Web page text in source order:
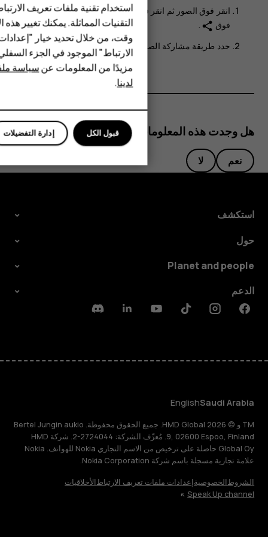
HMD Terra M
HMD DUB
انقر فوق الصور ثم انقر فوق الصورة التي تريد مشاركتها ثم انقر
فوق share
.
حدد طريقة مشاركة الصورة أو مقطع الفيديو.
هل وجدت هذه المعلومات مفيدة؟
نعم لا
استكشف
حول
Planet and people
الدعم
Facebook
Instagram
Tiktok
Youtube
Linkedin
Discord
Saudi Arabia
English
TM و © 2026 HMD Global. جميع الحقوق محفوظة. Bertel Jungin aukio
9, 02600 Espoo, Finland. مُعرِّف الشركة: 2724044-2. شركة HMD
Global Oy حاصلة على ترخيص من الاسم التجاري Nokia للهواتف. Nokia
علامة تجارية مسجلة باسم شركة Nokia Corporation.
الشروطالخصوصيةإعدادات ملفات تعريف الارتباطالأخلاقيات
Speak Up channel
استخدام تقنية ملفات تعريف
التقنيات المماثلة. يمكنك تغيير
وقت، من خلال تحديد خيار
الارتباط" الموجود في الجزء
مزيدًا من المعلومات عنسياسة
لدينا.
إدارة التفضيلات قبول الكل